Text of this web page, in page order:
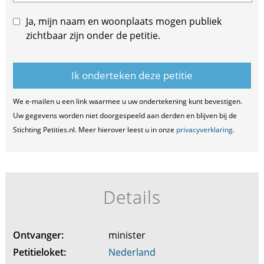
Ja, mijn naam en woonplaats mogen publiek
zichtbaar zijn onder de petitie.
We e-mailen u een link waarmee u uw ondertekening kunt bevestigen.
Uw gegevens worden niet doorgespeeld aan derden en blijven bij de
Stichting Petities.nl. Meer hierover leest u in onze privacyverklaring.
Details
Ontvanger:
minister
Petitieloket:
Nederland